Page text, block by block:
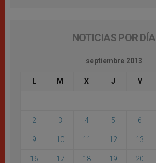
NOTICIAS POR DÍA
septiembre 2013
L M X J V
2 3 4 5 6
9 10 11 12 13
16 17 18 19 20